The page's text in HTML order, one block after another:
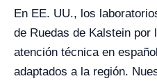
En EE. UU., los
de Ruedas de Kalstein por
atención técnica en
adaptados a la región.